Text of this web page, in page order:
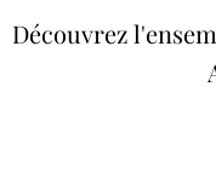
Découvrez